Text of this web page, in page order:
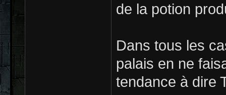
de la potion
Dans tous les
palais en ne
tendance à dire